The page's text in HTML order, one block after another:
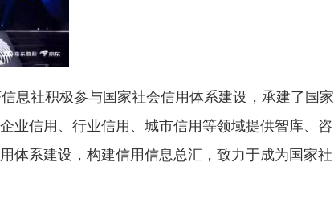
息社积极参与国家社会信用体系建设，承建了国家
业信用、行业信用、城市信用等领域提供智库、咨
体系建设，构建信用信息总汇，致力于成为国家社